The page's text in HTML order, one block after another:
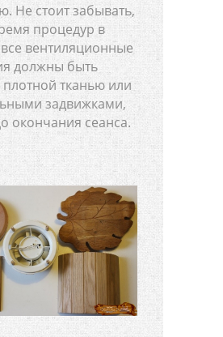
Не стоит забывать,
процедур в
вентиляционные
должны быть
тканью или
задвижками,
окончания сеанса.